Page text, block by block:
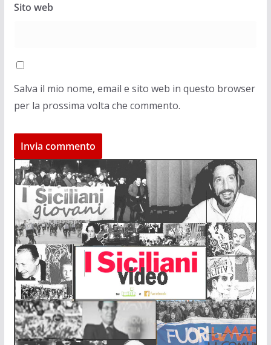
Sito web
Salva il mio nome, email e sito web in questo browser
per la prossima volta che commento.